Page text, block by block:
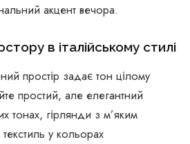
акцент вечора.
в італійському стилі
простір задає тон цілому
простий, але елегантний
тонах, гірлянди з м’яким
у кольорах